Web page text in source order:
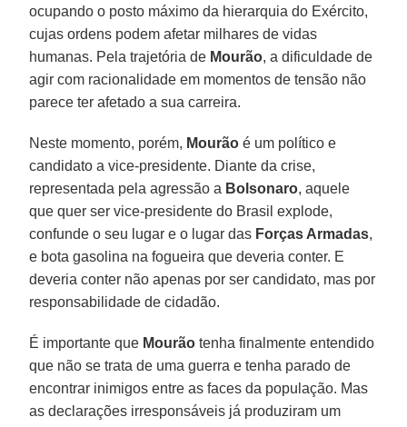
ocupando o posto máximo da hierarquia do Exército,
cujas ordens podem afetar milhares de vidas
humanas. Pela trajetória de Mourão, a dificuldade de
agir com racionalidade em momentos de tensão não
parece ter afetado a sua carreira.
Neste momento, porém, Mourão é um político e
candidato a vice-presidente. Diante da crise,
representada pela agressão a Bolsonaro, aquele
que quer ser vice-presidente do Brasil explode,
confunde o seu lugar e o lugar das Forças Armadas,
e bota gasolina na fogueira que deveria conter. E
deveria conter não apenas por ser candidato, mas por
responsabilidade de cidadão.
É importante que Mourão tenha finalmente entendido
que não se trata de uma guerra e tenha parado de
encontrar inimigos entre as faces da população. Mas
as declarações irresponsáveis já produziram um